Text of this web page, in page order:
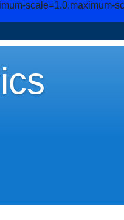
scale=1.0,maximum-